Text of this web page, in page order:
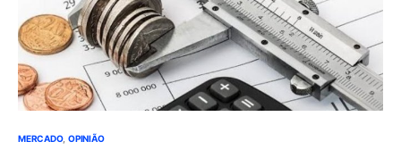
MERCADO OPINIÃO